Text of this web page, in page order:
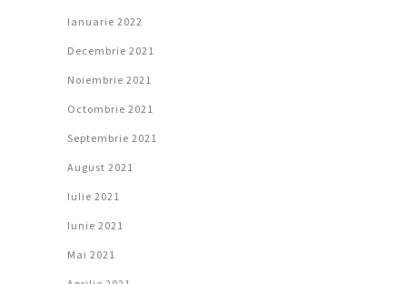
Ianuarie 2022
Decembrie 2021
Noiembrie 2021
Octombrie 2021
Septembrie 2021
August 2021
Iulie 2021
Iunie 2021
Mai 2021